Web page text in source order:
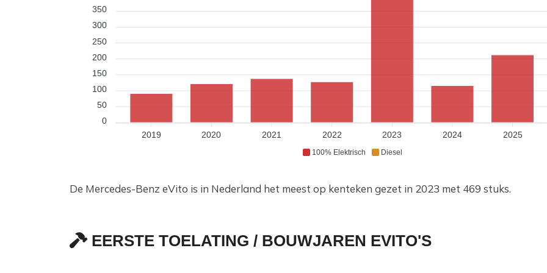
100% Elektrisch Diesel
350
300
250
200
150
100
50
0
2019
2020 2021 2022 2023 2024 2025
De Mercedes-Benz eVito is in Nederland het meest op kenteken gezet in 2023 met 469 stuks.
EERSTE TOELATING / BOUWJAREN EVITO'S